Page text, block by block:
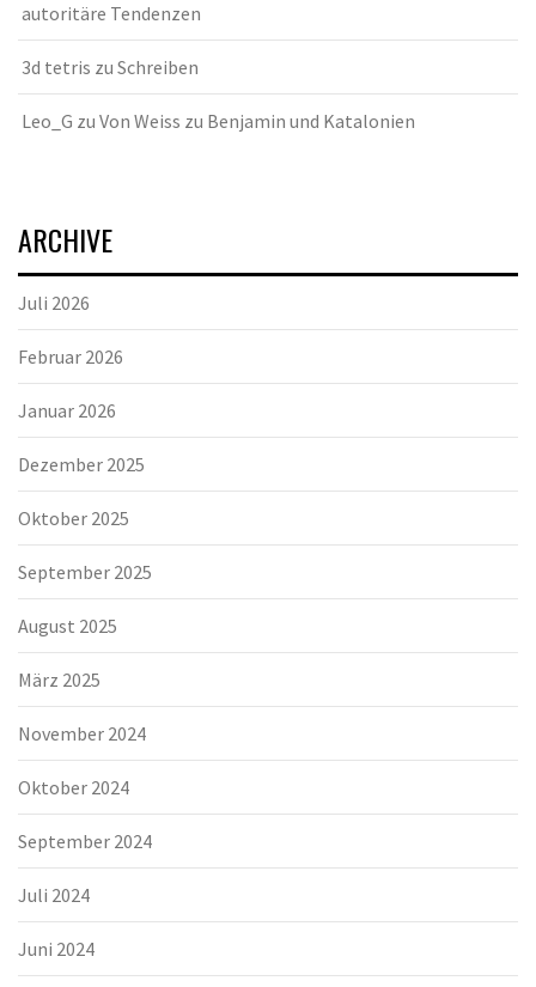
autoritäre Tendenzen
3d tetris zu Schreiben
Leo_G zu Von Weiss zu Benjamin und Katalonien
ARCHIVE
Juli 2026
Februar 2026
Januar 2026
Dezember 2025
Oktober 2025
September 2025
August 2025
März 2025
November 2024
Oktober 2024
September 2024
Juli 2024
Juni 2024